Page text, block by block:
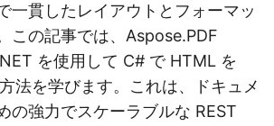
一貫したレイアウトとフォーマッ
この記事では、Aspose.PDF
を使用して C# で HTML を
法を学びます。これは、ドキュメ
の強力でスケーラブルな REST